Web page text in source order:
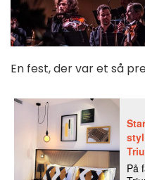
En fest, der var et så